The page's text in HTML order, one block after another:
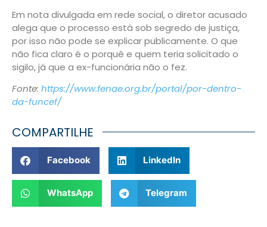
Em nota divulgada em rede social, o diretor acusado
alega que o processo está sob segredo de justiça,
por isso não pode se explicar publicamente. O que
não fica claro é o porquê e quem teria solicitado o
sigilo, já que a ex-funcionária não o fez.
Fonte: https://www.fenae.org.br/portal/por-dentro-
da-funcef/
COMPARTILHE
Facebook LinkedIn
WhatsApp Telegram